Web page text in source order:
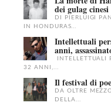
dei gulag cinesi
DI PIERLUIGI
IN HONDURAS...
Intellettuali
anni,
INTELLETTUALI
32 ANNI,...
Il festival di
DA OLTRE
DELLA...